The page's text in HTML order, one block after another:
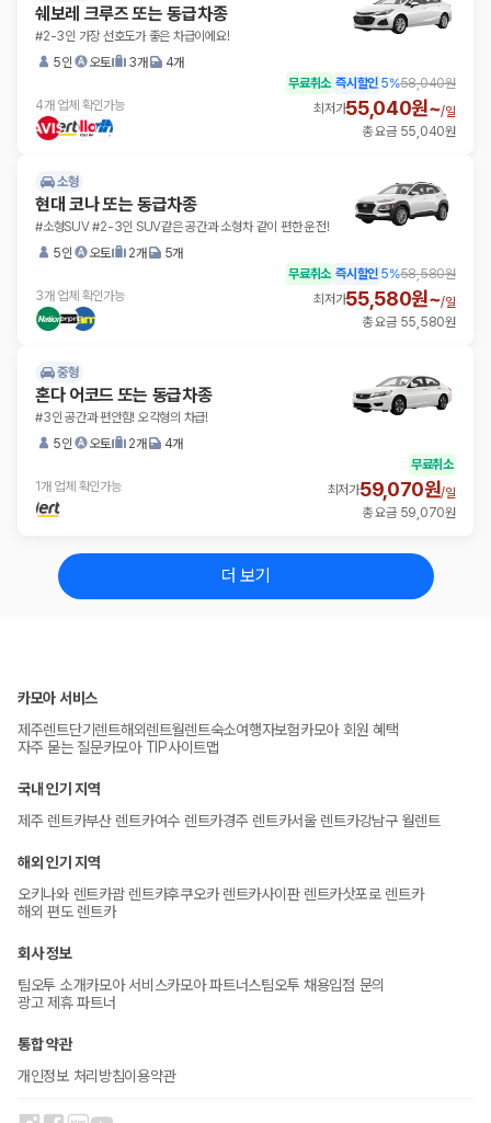
쉐보레 크루즈 또는 동급차종
#2-3인 가장 선호도가 좋은 차급이에요!
5인
오토 3개 4개
4개 업체 확인가능
무료취소 즉시할인 5%58,040원
최저가55,040원~/일
총 요금 55,040원
소형
현대 코나 또는 동급차종
#소형SUV #2-3인 SUV같은 공간과 소형차 같이 편한 운전!
5인
오토 2개 5개
3개 업체 확인가능
무료취소 즉시할인 5%58,580원
최저가55,580원~/일
총 요금 55,580원
중형
혼다 어코드 또는 동급차종
#3인 공간과 편안함! 오각형의 차급!
5인
오토 2개 4개
1개 업체 확인가능
무료취소
최저가59,070원/일
총 요금 59,070원
더 보기
카모아 서비스
제주렌트단기렌트해외렌트월렌트숙소여행자보험카모아 회원 혜택
자주 묻는 질문카모아 TIP사이트맵
국내 인기 지역
제주 렌트카부산 렌트카여수 렌트카경주 렌트카서울 렌트카강남구 월렌트
해외 인기 지역
오키나와 렌트카괌 렌트카후쿠오카 렌트카사이판 렌트카삿포로 렌트카
해외 편도 렌트카
회사 정보
팀오투 소개카모아 서비스카모아 파트너스팀오투 채용입점 문의
광고 제휴 파트너
통합 약관
개인정보 처리방침이용약관